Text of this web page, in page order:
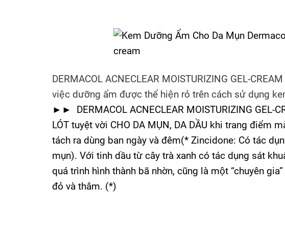
DERMACOL ACNECLEAR MOISTURIZING GEL-
việc dưỡng ẩm được thể hiện rỏ trên cách sử dụng
►► DERMACOL ACNECLEAR MOISTURIZING
LÓT tuyệt vời CHO DA MỤN, DA DẦU khi trang điểm
tách ra dùng ban ngày và đêm(* Zincidone: Có tác
mụn). Với tinh dầu từ cây trà xanh có tác dụng sát
quá trình hình thành bã nhờn, cũng là một “chuyên
đỏ và thâm. (*)